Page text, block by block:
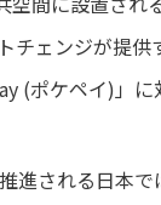
チェンジが提供
(ポケペイ)」に
進される日本